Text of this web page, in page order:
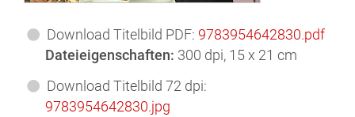
Download Titelbild PDF: 9783954642830.pdf
Dateieigenschaften: 300 dpi, 15 x 21 cm
Download Titelbild 72 dpi:
9783954642830.jpg